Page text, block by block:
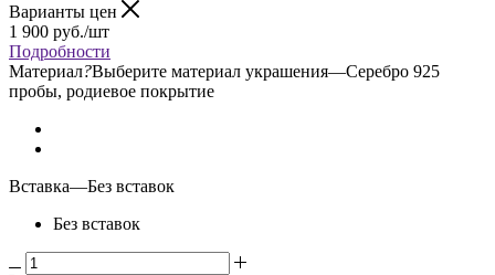
Варианты цен
1 900 руб./шт
Подробности
Материал?Выберите материал украшения—Серебро 925
пробы, родиевое покрытие
Вставка—Без вставок
Без вставок